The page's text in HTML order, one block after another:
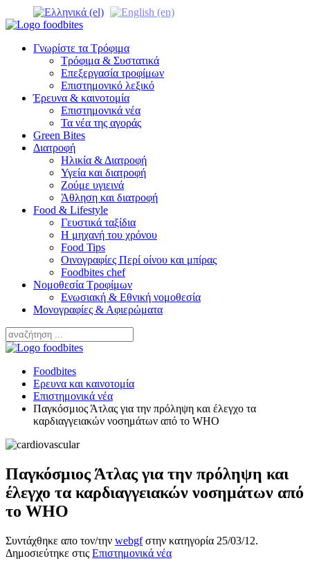
Γνωρίστε τα Τρόφιμα
Τρόφιμα & Συστατικά
Επεξεργασία τροφίμων
Επιστημονικό λεξικό
Έρευνα & καινοτομία
Επιστημονικά νέα
Τα νέα της αγοράς
Green Bites
Διατροφή
Ηλικία & Διατροφή
Υγεία και διατροφή
Ζούμε υγιεινά
Άθληση και διατροφή
Food & Lifestyle
Γευστικά ταξίδια
Η μηχανή του χρόνου
Food Tips
Οινογραφίες Περί οίνου και μπίρας
Foodbites chef
Νομοθεσία Τροφίμων
Ενωσιακή & Εθνική νομοθεσία
Μονογραφίες & Αφιερώματα
Foodbites
Ερευνα και καινοτομία
Επιστημονικά νέα
Παγκόσμιος Άτλας για την πρόληψη και έλεγχο τα
καρδιαγγειακών νοσημάτων από το WHO
Παγκόσμιος Άτλας για την πρόληψη και
έλεγχο τα καρδιαγγειακών νοσημάτων από
το WHO
Συντάχθηκε απο τον/την webgfστην κατηγορία 25/03/12.
Δημοσιεύτηκε στις Επιστημονικά νέα